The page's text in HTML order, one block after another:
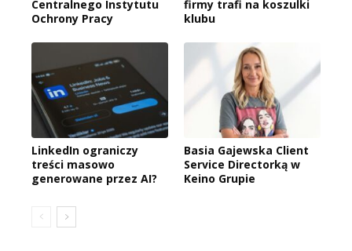
Centralnego Instytutu
Ochrony Pracy
firmy trafi na koszulki
klubu
LinkedIn ograniczy
treści masowo
generowane przez AI?
Basia Gajewska Client
Service Directorką w
Keino Grupie